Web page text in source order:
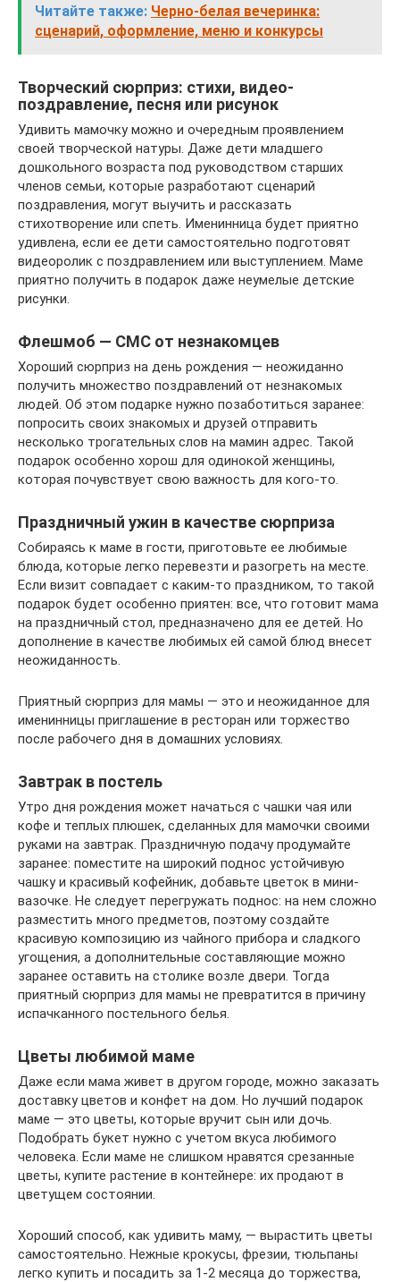
Читайте также: Черно-белая вечеринка:
сценарий, оформление, меню и конкурсы
Творческий сюрприз: стихи, видео-
поздравление, песня или рисунок
Удивить мамочку можно и очередным проявлением
своей творческой натуры. Даже дети младшего
дошкольного возраста под руководством старших
членов семьи, которые разработают сценарий
поздравления, могут выучить и рассказать
стихотворение или спеть. Именинница будет приятно
удивлена, если ее дети самостоятельно подготовят
видеоролик с поздравлением или выступлением. Маме
приятно получить в подарок даже неумелые детские
рисунки.
Флешмоб — СМС от незнакомцев
Хороший сюрприз на день рождения — неожиданно
получить множество поздравлений от незнакомых
людей. Об этом подарке нужно позаботиться заранее:
попросить своих знакомых и друзей отправить
несколько трогательных слов на мамин адрес. Такой
подарок особенно хорош для одинокой женщины,
которая почувствует свою важность для кого-то.
Праздничный ужин в качестве сюрприза
Собираясь к маме в гости, приготовьте ее любимые
блюда, которые легко перевезти и разогреть на месте.
Если визит совпадает с каким-то праздником, то такой
подарок будет особенно приятен: все, что готовит мама
на праздничный стол, предназначено для ее детей. Но
дополнение в качестве любимых ей самой блюд внесет
неожиданность.
Приятный сюрприз для мамы — это и неожиданное для
именинницы приглашение в ресторан или торжество
после рабочего дня в домашних условиях.
Завтрак в постель
Утро дня рождения может начаться с чашки чая или
кофе и теплых плюшек, сделанных для мамочки своими
руками на завтрак. Праздничную подачу продумайте
заранее: поместите на широкий поднос устойчивую
чашку и красивый кофейник, добавьте цветок в мини-
вазочке. Не следует перегружать поднос: на нем сложно
разместить много предметов, поэтому создайте
красивую композицию из чайного прибора и сладкого
угощения, а дополнительные составляющие можно
заранее оставить на столике возле двери. Тогда
приятный сюрприз для мамы не превратится в причину
испачканного постельного белья.
Цветы любимой маме
Даже если мама живет в другом городе, можно заказать
доставку цветов и конфет на дом. Но лучший подарок
маме — это цветы, которые вручит сын или дочь.
Подобрать букет нужно с учетом вкуса любимого
человека. Если маме не слишком нравятся срезанные
цветы, купите растение в контейнере: их продают в
цветущем состоянии.
Хороший способ, как удивить маму, — вырастить цветы
самостоятельно. Нежные крокусы, фрезии, тюльпаны
легко купить и посадить за 1-2 месяца до торжества,